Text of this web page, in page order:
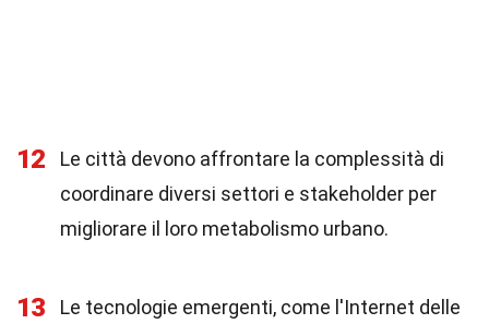
12
Le città devono affrontare la complessità di
coordinare diversi settori e stakeholder per
migliorare il loro metabolismo urbano.
13
Le tecnologie emergenti, come l'Internet delle